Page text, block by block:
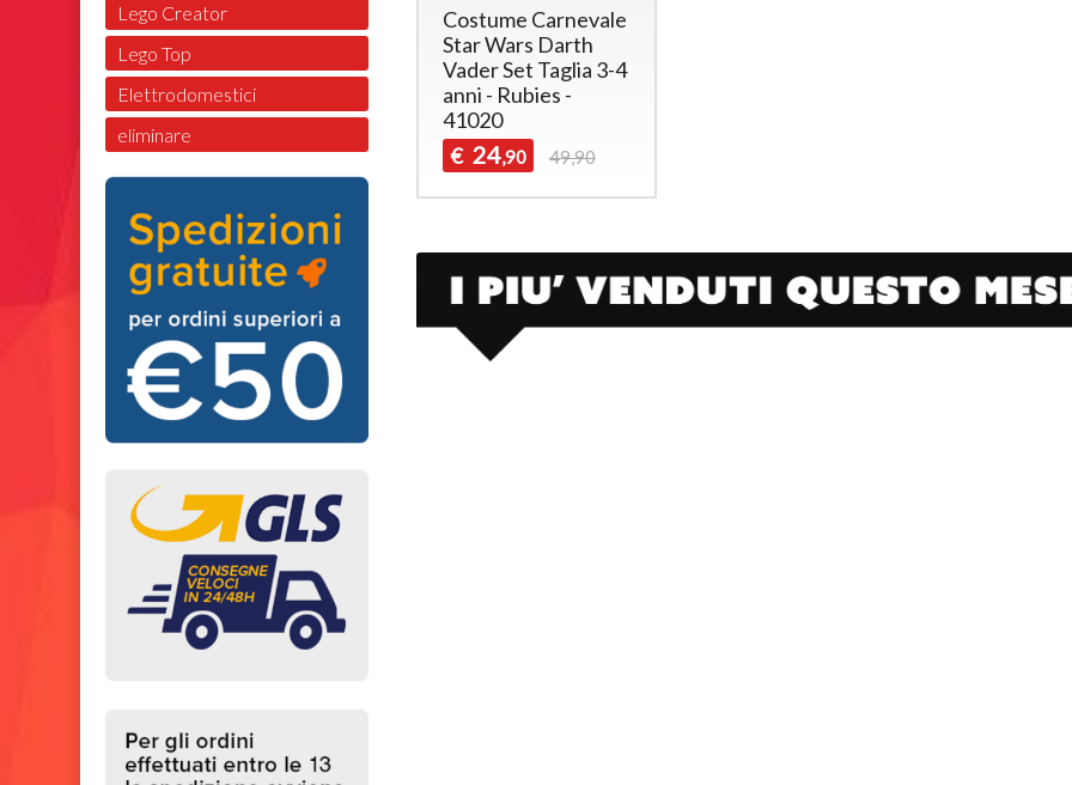
Costume Carnevale
Star Wars Darth
Vader Set Taglia 3-4
anni - Rubies -
41020
€ 24,90 49,90
Lego Creator
Lego Top
Elettrodomestici
eliminare